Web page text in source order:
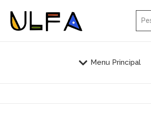
Menu Principal